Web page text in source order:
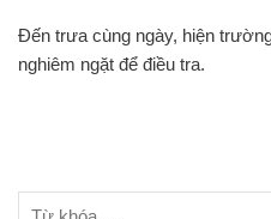
Đến trưa cùng ngày, hiện
nghiêm ngặt để điều tra.